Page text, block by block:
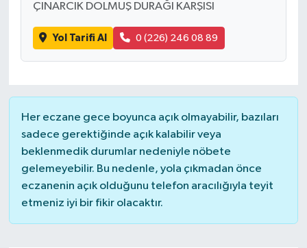
ÇINARCIK DOLMUŞ DURAĞI KARŞISI
Yol Tarifi Al 0 (226) 246 08 89
Her eczane gece boyunca açık olmayabilir, bazıları
sadece gerektiğinde açık kalabilir veya
beklenmedik durumlar nedeniyle nöbete
gelemeyebilir. Bu nedenle, yola çıkmadan önce
eczanenin açık olduğunu telefon aracılığıyla teyit
etmeniz iyi bir fikir olacaktır.